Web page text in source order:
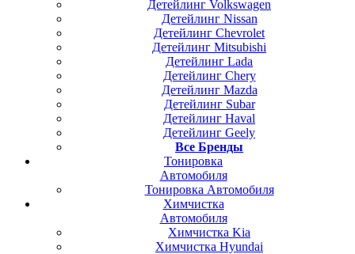
Детейлинг Volkswagen
Детейлинг Nissan
Детейлинг Chevrolet
Детейлинг Mitsubishi
Детейлинг Lada
Детейлинг Chery
Детейлинг Mazda
Детейлинг Subar
Детейлинг Haval
Детейлинг Geely
Все Бренды
Тонировка
Автомобиля
Тонировка Автомобиля
Химчистка
Автомобиля
Химчистка Kia
Химчистка Hyundai